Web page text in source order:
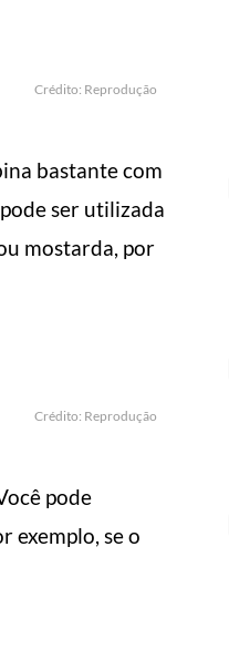
Crédito: Reprodução
bastante com
ser utilizada
mostarda, por
Crédito: Reprodução
pode
exemplo, se o